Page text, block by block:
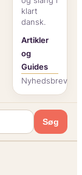
klart
dansk.
Artikler
og
Guides
Nyhedsbrev
Søg